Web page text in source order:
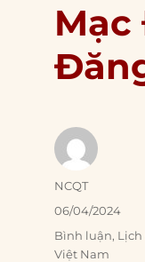
Author
NCQT
Posted
on
06/04/2024
Categories
Bình luận, Lịch
Việt Nam